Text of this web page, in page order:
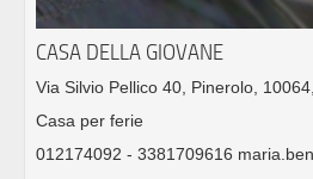
CASA DELLA GIOVANE
Via Silvio Pellico 40, Pinerolo,
Casa per ferie
012174092 - 3381709616